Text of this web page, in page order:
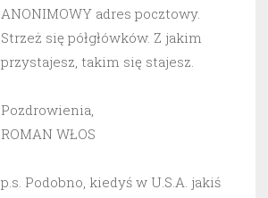
ANONIMOWY adres pocztowy.
Strzeż się półgłówków. Z jakim
przystajesz, takim się stajesz.
Pozdrowienia,
ROMAN WŁOS
p.s. Podobno, kiedyś w U.S.A. jakiś